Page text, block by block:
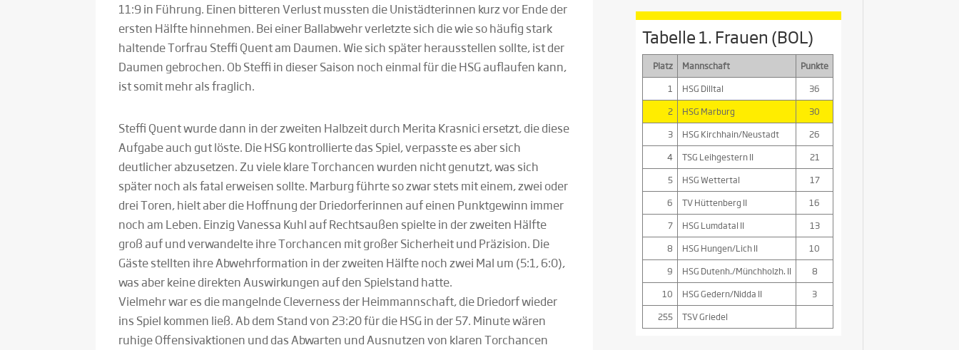
11:9 in Führung. Einen bitteren Verlust mussten die Unistädterinnen kurz vor Ende der
ersten Hälfte hinnehmen. Bei einer Ballabwehr verletzte sich die wie so häufig stark
haltende Torfrau Steffi Quent am Daumen. Wie sich später herausstellen sollte, ist der
Daumen gebrochen. Ob Steffi in dieser Saison noch einmal für die HSG auflaufen kann,
ist somit mehr als fraglich.
Steffi Quent wurde dann in der zweiten Halbzeit durch Merita Krasnici ersetzt, die diese
Aufgabe auch gut löste. Die HSG kontrollierte das Spiel, verpasste es aber sich
deutlicher abzusetzen. Zu viele klare Torchancen wurden nicht genutzt, was sich
später noch als fatal erweisen sollte. Marburg führte so zwar stets mit einem, zwei oder
drei Toren, hielt aber die Hoffnung der Driedorferinnen auf einen Punktgewinn immer
noch am Leben. Einzig Vanessa Kuhl auf Rechtsaußen spielte in der zweiten Hälfte
groß auf und verwandelte ihre Torchancen mit großer Sicherheit und Präzision. Die
Gäste stellten ihre Abwehrformation in der zweiten Hälfte noch zwei Mal um (5:1, 6:0),
was aber keine direkten Auswirkungen auf den Spielstand hatte.
Vielmehr war es die mangelnde Cleverness der Heimmannschaft, die Driedorf wieder
ins Spiel kommen ließ. Ab dem Stand von 23:20 für die HSG in der 57. Minute wären
ruhige Offensivaktionen und das Abwarten und Ausnutzen von klaren Torchancen
Tabelle 1. Frauen (BOL)
Platz Mannschaft
Punkte
1
HSG Dilltal
36
2
HSG Marburg
30
3
HSG Kirchhain/Neustadt
26
4
TSG Leihgestern II
21
5
HSG Wettertal
17
6
TV Hüttenberg II
16
7
HSG Lumdatal II
13
8
HSG Hungen/Lich II
10
9
HSG Dutenh./Münchholzh. II
8
10
HSG Gedern/Nidda II
3
255
TSV Griedel